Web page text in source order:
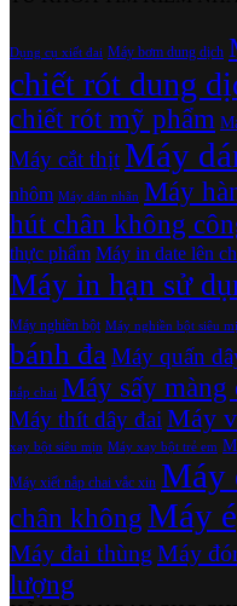
Dụng cụ xiết đai Máy bơm dung dịch
chiết rót dung
chiết rót mỹ phẩm
Máy cắt thịtMáy
nhôm Máy dán nhãn Máy
hút chân không
thực phẩm Máy in date lên
Máy in hạn sử
Máy nghiền bột Máy nghiền bột siêu
bánh đa Máy quấn
nắp chai Máy sấy màng
Máy thít dây đai Máy
xay bột siêu mịn Máy xay bột trẻ em
Máy xiết nắp chai vắc xin Máy
chân không Máy
Máy đai thùng Máy
lượng